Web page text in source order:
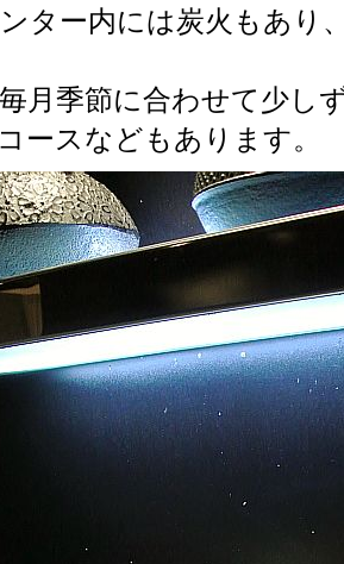
ター内には炭火もあり
月季節に合わせて少し
ースなどもあります。